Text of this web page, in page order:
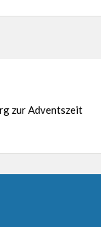
zur Adventszeit